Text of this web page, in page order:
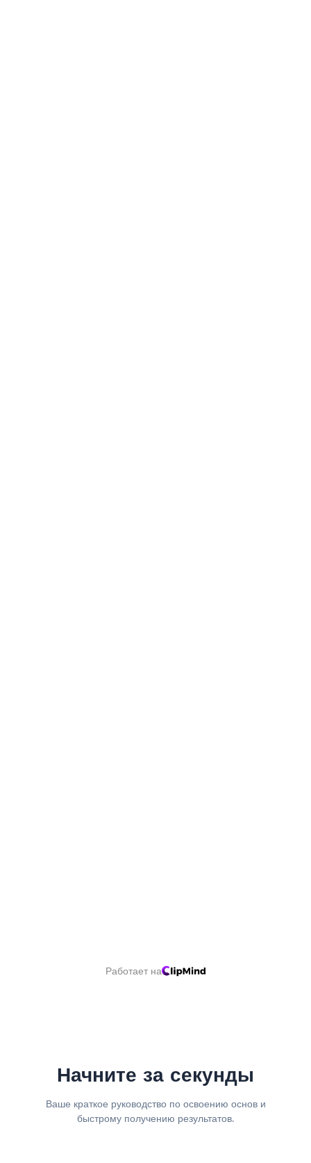
Работает на
Начните за секунды
Ваше краткое руководство по освоению основ и
быстрому получению результатов.